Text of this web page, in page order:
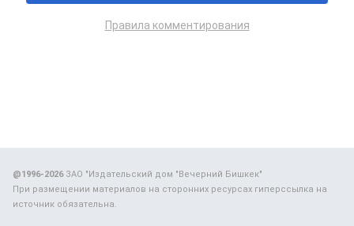
Правила комментирования
@1996-2026ЗАО "Издательский дом "Вечерний Бишкек"
При размещении материалов на сторонних ресурсах гиперссылка на
источник обязательна.